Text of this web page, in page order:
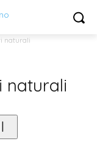
naturali
naturali